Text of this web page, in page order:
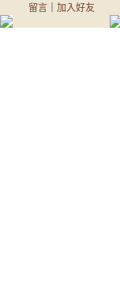
留言｜ 加入好友